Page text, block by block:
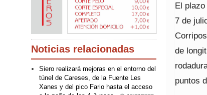
El
7 de
de
puntos
Noticias relacionadas
Siero realizará mejoras en el entorno del
túnel de Careses, de la Fuente Les
Xanes y del pico Fario hasta el acceso